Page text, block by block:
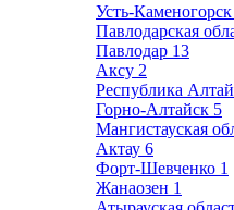
Усть-Каменогорск
Павлодарская
Павлодар 13
Аксу 2
Республика Алтай
Горно-Алтайск 5
Мангистауская
Актау 6
Форт-Шевченко 1
Жанаозен 1